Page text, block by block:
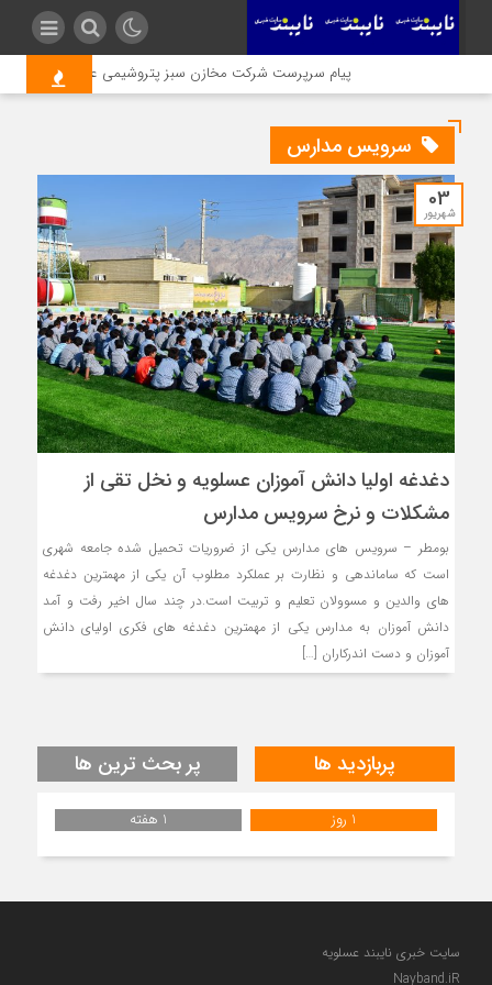
پيام سرپرست شركت مخازن سبز پتروشيمى عسلويه به
سرویس مدارس
03
شهریور
دغدغه اولیا دانش آموزان عسلویه و نخل تقی از
مشکلات و نرخ سرویس مدارس
بومطر – سرويس هاي مدارس يكي از ضروريات تحميل شده جامعه شهری
است كه ساماندهي و نظارت بر عملكرد مطلوب آن يكي از مهمترين دغدغه
هاي والدين و مسوولان تعليم و تربيت است.در چند سال اخير رفت و آمد
دانش آموزان به مدارس يكي از مهمترين دغدغه هاي فكري اولياي دانش
آموزان و دست اندركاران […]
پربازدید ها پر بحث ترین ها
1 روز 1 هفته
سایت خبری نایبند عسلویه
Nayband.iR